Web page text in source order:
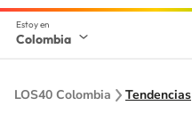
Colombia
LOS40 Colombia Tendencias